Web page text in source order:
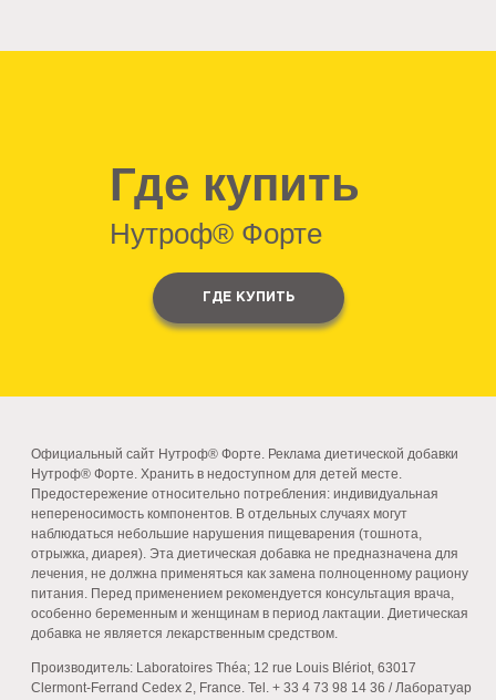
Где купить
Нутроф® Форте
ГДЕ КУПИТЬ
Официальный сайт Нутроф® Форте. Реклама диетической добавки
Нутроф® Форте. Хранить в недоступном для детей месте.
Предостережение относительно потребления: индивидуальная
непереносимость компонентов. В отдельных случаях могут
наблюдаться небольшие нарушения пищеварения (тошнота,
отрыжка, диарея). Эта диетическая добавка не предназначена для
лечения, не должна применяться как замена полноценному рациону
питания. Перед применением рекомендуется консультация врача,
особенно беременным и женщинам в период лактации. Диетическая
добавка не является лекарственным средством.
Производитель: Laboratoires Théa; 12 rue Louis Blériot, 63017
Clermont-Ferrand Cedex 2, France. Tel. + 33 4 73 98 14 36 / Лаборатуар